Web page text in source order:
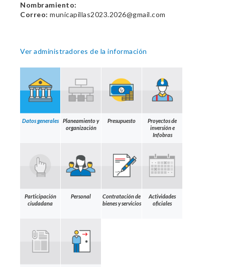
Nombramiento:
Correo: municapillas2023.2026@gmail.com
Ver administradores de la información
Datos generales
Planeamiento y
organización
Presupuesto
Proyectos de
inversión e
Infobras
Participación
ciudadana
Personal
Contratación de
bienes y servicios
Actividades
oficiales